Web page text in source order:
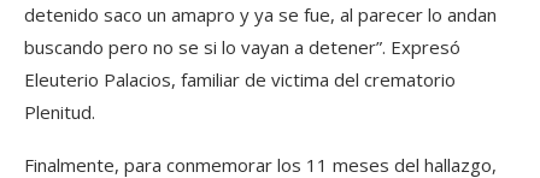
detenido saco un amapro y ya se fue, al parecer lo andan
buscando pero no se si lo vayan a detener”. Expresó
Eleuterio Palacios, familiar de victima del crematorio
Plenitud.
Finalmente, para conmemorar los 11 meses del hallazgo,